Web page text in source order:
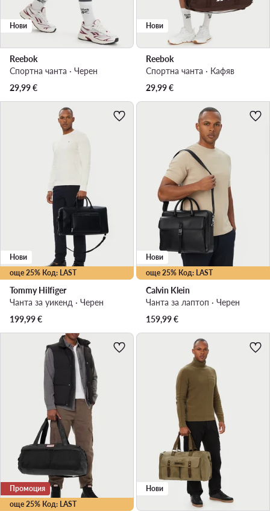
Нови
Reebok
Спортна чанта · Черен
29,99€
Нови
Reebok
Спортна чанта · Кафяв
29,99€
още 25% Код: LAST
Нови
Tommy Hilfiger
Чанта за уикенд · Черен
199,99€
още 25% Код: LAST
Нови
Calvin Klein
Чанта за лаптоп · Черен
159,99€
още 25% Код: LAST
Промоция Нови